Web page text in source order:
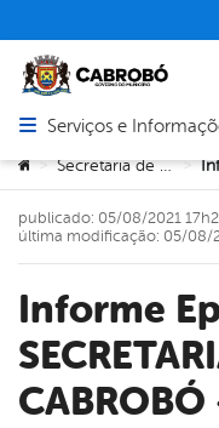
Abrir menu principal
Serviços e
Você está aqui:
> Secretaria de Saúde >
Informe Epidemiológico –
publicado: 05/08/2021
última modificação: 05/08/